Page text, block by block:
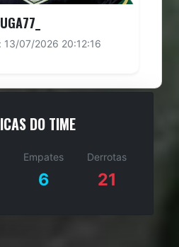
13/07/2026 20:12:16
DO TIME
Empates
6
Derrotas
21